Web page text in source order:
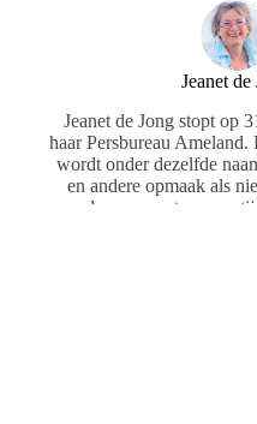
Jeanet de
Jeanet de Jong stopt op
haar Persbureau
wordt onder dezelfde
en andere opmaak als
door een externe